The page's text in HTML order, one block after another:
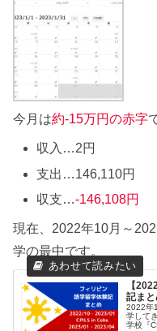
今月は約-15万円の赤字
収入…2円
支出…146,110円
収支…-146,108円
現在、2022年10月～
学の最中です。
【
記ま
2022年
学して
学校『